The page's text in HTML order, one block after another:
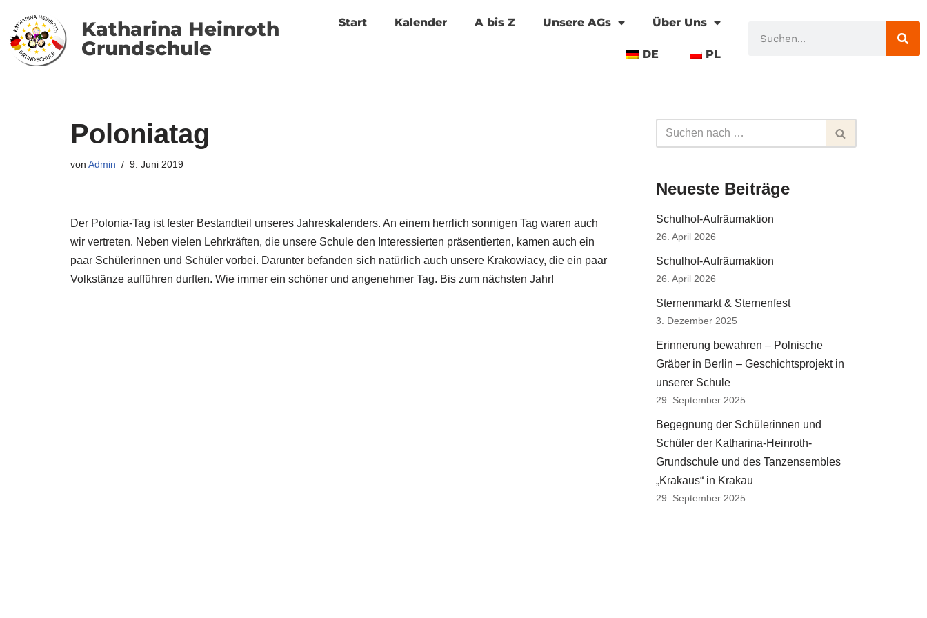
Zum
Inhalt
Katharina Heinroth
Grundschule
Start Kalender A bis Z Unsere AGs Über Uns
DE PL
Poloniatag
von Admin 9. Juni 2019
Der Polonia-Tag ist fester Bestandteil unseres Jahreskalenders. An einem herrlich sonnigen Tag waren auch
wir vertreten. Neben vielen Lehrkräften, die unsere Schule den Interessierten präsentierten, kamen auch ein
paar Schülerinnen und Schüler vorbei. Darunter befanden sich natürlich auch unsere Krakowiacy, die ein paar
Volkstänze aufführen durften. Wie immer ein schöner und angenehmer Tag. Bis zum nächsten Jahr!
Neueste Beiträge
Schulhof-Aufräumaktion
26. April 2026
Schulhof-Aufräumaktion
26. April 2026
Sternenmarkt & Sternenfest
3. Dezember 2025
Erinnerung bewahren – Polnische
Gräber in Berlin – Geschichtsprojekt in
unserer Schule
29. September 2025
Begegnung der Schülerinnen und
Schüler der Katharina-Heinroth-
Grundschule und des Tanzensembles
„Krakaus“ in Krakau
29. September 2025